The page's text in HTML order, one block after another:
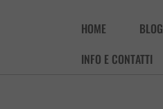
HOME BLOG
INFO E CONTATTI